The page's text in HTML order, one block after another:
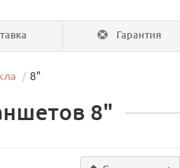
Гарантия
8"
8"